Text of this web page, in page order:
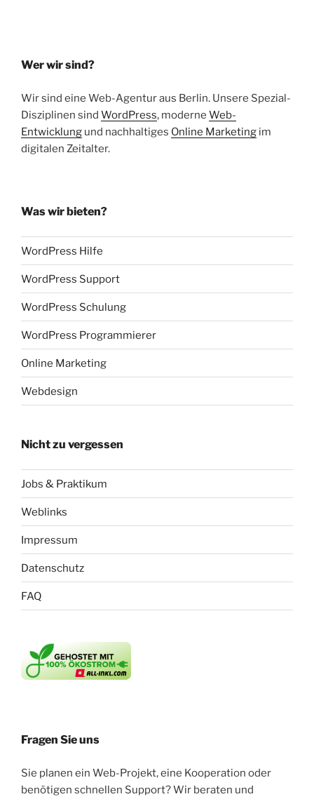
Wer wir sind?
Wir sind eine Web-Agentur aus Berlin. Unsere Spezial-
Disziplinen sind WordPress, moderne Web-
Entwicklung und nachhaltiges Online Marketing im
digitalen Zeitalter.
Was wir bieten?
WordPress Hilfe
WordPress Support
WordPress Schulung
WordPress Programmierer
Online Marketing
Webdesign
Nicht zu vergessen
Jobs & Praktikum
Weblinks
Impressum
Datenschutz
FAQ
Fragen Sie uns
Sie planen ein Web-Projekt, eine Kooperation oder
benötigen schnellen Support? Wir beraten und